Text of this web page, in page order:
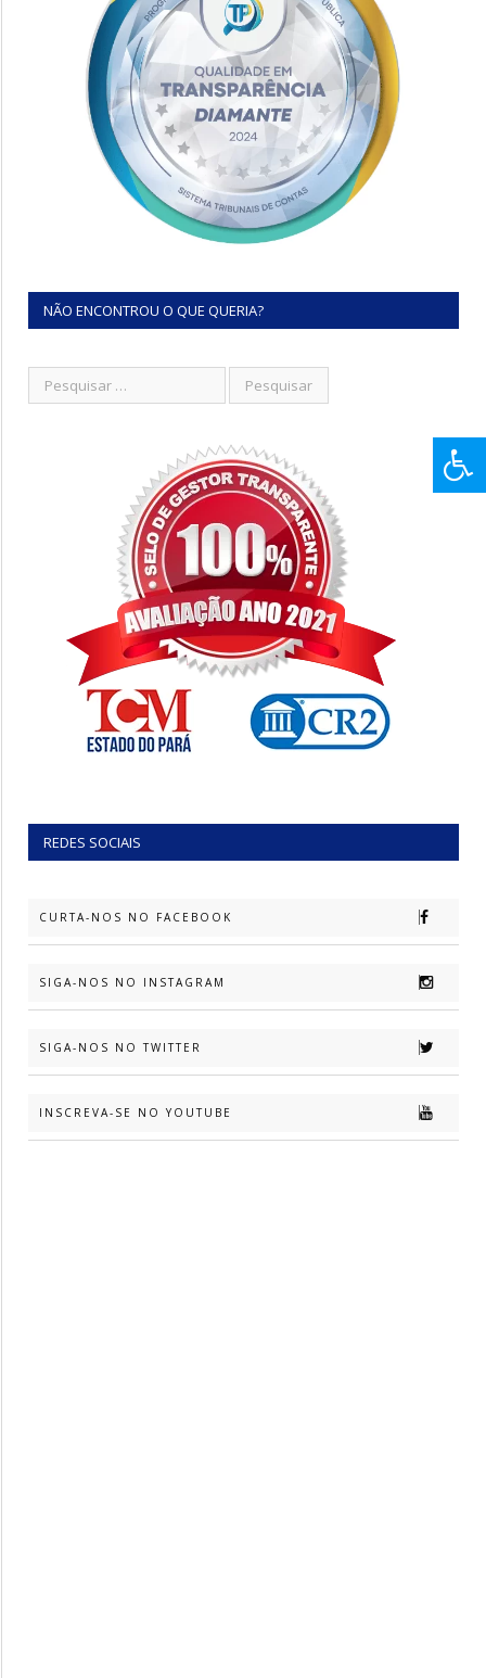
NÃO ENCONTROU O QUE QUERIA?
REDES SOCIAIS
CURTA-NOS NO FACEBOOK
SIGA-NOS NO INSTAGRAM
SIGA-NOS NO TWITTER
INSCREVA-SE NO YOUTUBE